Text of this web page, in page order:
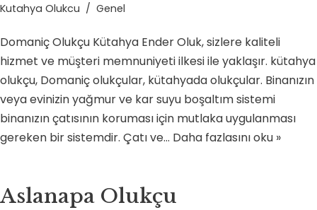
Kutahya Olukcu Genel
Domaniç Olukçu Kütahya Ender Oluk, sizlere kaliteli
hizmet ve müşteri memnuniyeti ilkesi ile yaklaşır. kütahya
olukçu, Domaniç olukçular, kütahyada olukçular. Binanızın
veya evinizin yağmur ve kar suyu boşaltım sistemi
binanızın çatısının koruması için mutlaka uygulanması
gereken bir sistemdir. Çatı ve… Daha fazlasını oku »
Aslanapa Olukçu